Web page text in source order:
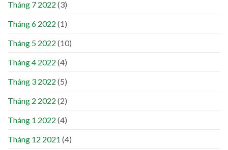
Tháng 7 2022 (3)
Tháng 6 2022 (1)
Tháng 5 2022 (10)
Tháng 4 2022 (4)
Tháng 3 2022 (5)
Tháng 2 2022 (2)
Tháng 1 2022 (4)
Tháng 12 2021 (4)